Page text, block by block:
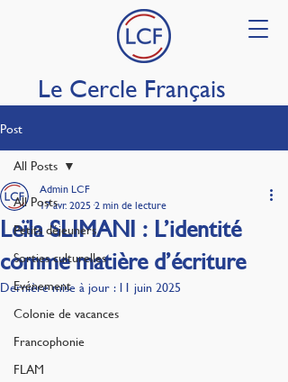
Le Cercle Français
Post
All Posts
Petits déjeuners
Sorties culturelles
Evénement
Colonie de vacances
Francophonie
FLAM
All Posts
Leïla SLIMANI : L’identité
comme matière d’écriture
Admin LCF
17 avr. 2025 2 min de lecture
Dernière mise à jour :11 juin 2025